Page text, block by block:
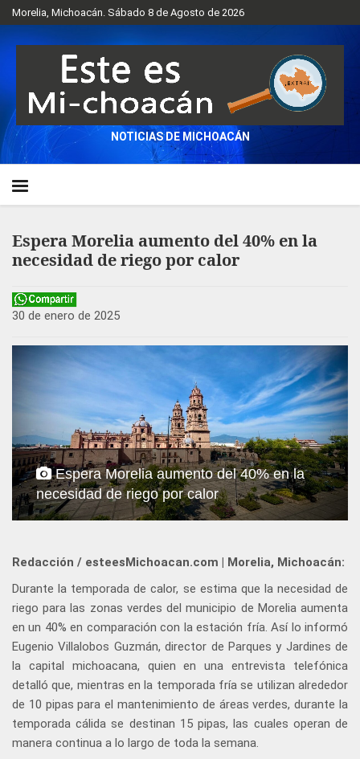
Morelia, Michoacán. Sábado 8 de Agosto de 2026
NOTICIAS DE MICHOACÁN
Espera Morelia aumento del 40% en la
necesidad de riego por calor
30 de enero de 2025
Espera Morelia aumento del 40% en la
necesidad de riego por calor
Redacción / esteesMichoacan.com | Morelia, Michoacán:
Durante la temporada de calor, se estima que la necesidad de
riego para las zonas verdes del municipio de Morelia aumenta
en un 40% en comparación con la estación fría. Así lo informó
Eugenio Villalobos Guzmán, director de Parques y Jardines de
la capital michoacana, quien en una entrevista telefónica
detalló que, mientras en la temporada fría se utilizan alrededor
de 10 pipas para el mantenimiento de áreas verdes, durante la
temporada cálida se destinan 15 pipas, las cuales operan de
manera continua a lo largo de toda la semana.